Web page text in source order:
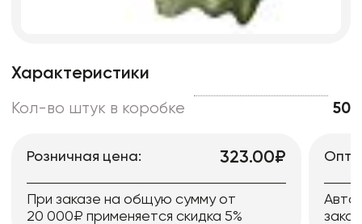
Характеристики
Кол-во штук в коробке 50
Розничная цена: 323.00₽
При заказе на общую сумму от
20 000₽ применяется скидка 5%